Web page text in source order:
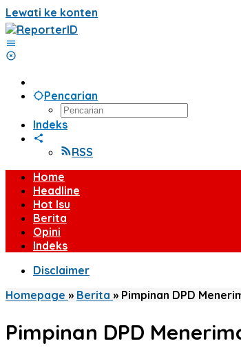
Lewati ke konten
Pencarian
Indeks
RSS
Home
Headline
Hot Isu
Berita
Opini
Indeks
Disclaimer
Homepage » Berita » Pimpinan DPD
Pimpinan DPD